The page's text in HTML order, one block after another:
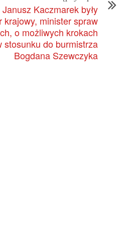
Kaczmarek były
krajowy, minister spraw
o możliwych krokach
stosunku do burmistrza
Bogdana Szewczyka